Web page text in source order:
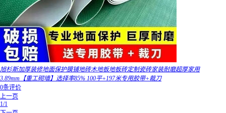
旭杉斯加厚装修地面保护膜铺地砖木地板地板砖定制瓷砖家装耐磨超厚家用
3.89mm【重工砌墙】选择率85% 100平+197米专用胶带+裁刀
0条评价
上一页
1/1